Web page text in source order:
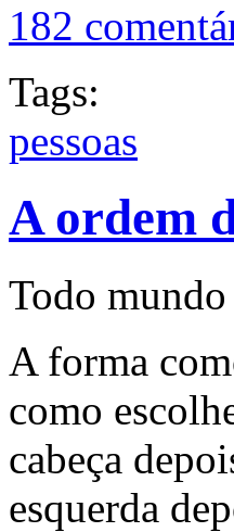
182
Tags:
pessoas
A ordem
Todo
A forma
como
cabeça
esquerda